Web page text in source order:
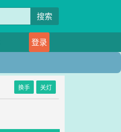
搜索
登录
换手 关灯